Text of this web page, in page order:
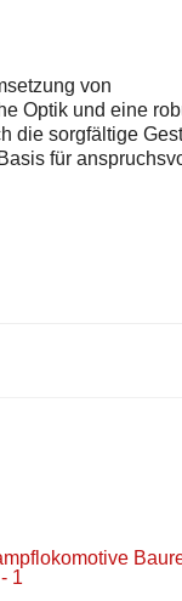
von
Optik und eine
die sorgfältige
für